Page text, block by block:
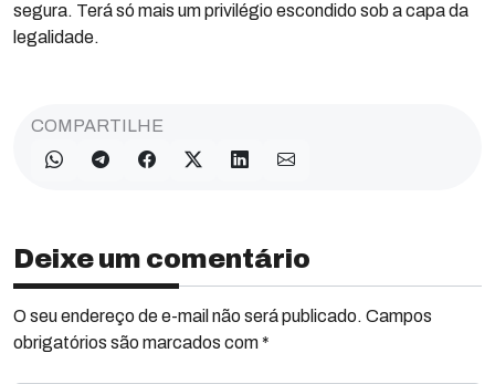
segura. Terá só mais um privilégio escondido sob a capa da
legalidade.
COMPARTILHE
Deixe um comentário
O seu endereço de e-mail não será publicado. Campos
obrigatórios são marcados com *